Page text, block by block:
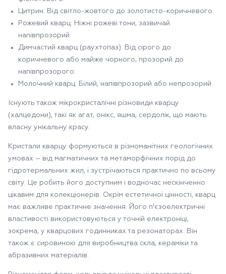
Цитрин: Від світло-жовтого до золотисто-коричневого.
Рожевий кварц: Ніжні рожеві тони, зазвичай
напівпрозорий.
Димчастий кварц (раухтопаз): Від сірого до
коричневого або майже чорного, прозорий до
напівпрозорого.
Молочний кварц: Білий, напівпрозорий або непрозорий.
Існують також мікрокристалічні різновиди кварцу
(халцедони), такі як агат, онікс, яшма, сердолік, що мають
власну унікальну красу.
Кристали кварцу формуються в різноманітних геологічних
умовах – від магматичних та метаморфічних порід до
гідротермальних жил, і зустрічаються практично по всьому
світу. Це робить його доступним і водночас нескінченно
цікавим для колекціонерів. Окрім естетичної цінності, кварц
має важливе практичне значення. Його п'єзоелектричні
властивості використовуються у точній електроніці,
зокрема, у кварцових годинниках та резонаторах. Він
також є сировиною для виробництва скла, кераміки та
абразивних матеріалів.